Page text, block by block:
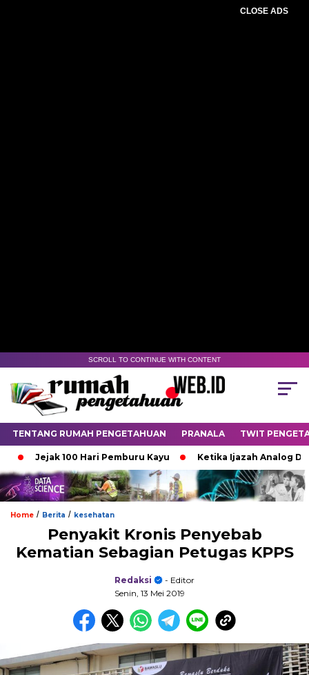
CLOSE ADS
SCROLL TO CONTINUE WITH CONTENT
TENTANG RUMAH PENGETAHUAN PRANALA TWIT
Jejak 100 Hari Pemburu Kayu Ketika Ijazah Analog
Home / Berita / kesehatan
Penyakit Kronis Penyebab
Kematian Sebagian Petugas KPPS
Redaksi
- Editor
Senin, 13 Mei 2019